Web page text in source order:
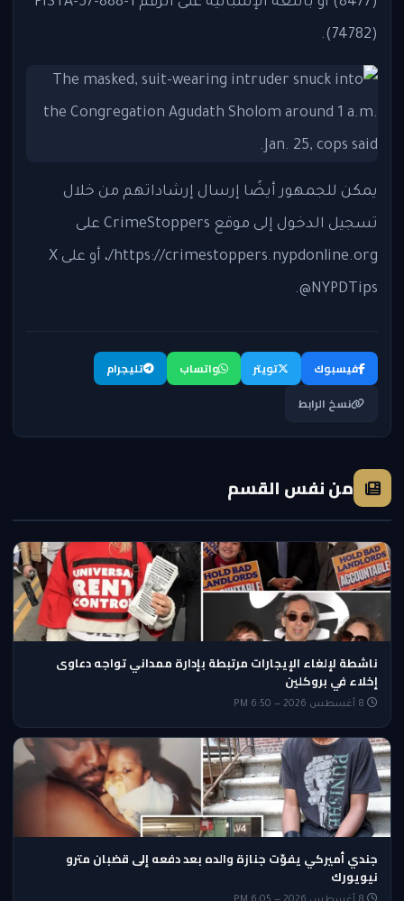
(74782).
يمكن للجمهور أيضًا إرسال إرشاداتهم من خلال
تسجيل الدخول إلى موقع CrimeStoppers على
https://crimestoppers.nypdonline.org/، أو على X
@NYPDTips.
فيسبوك تويتر واتساب
تليجرام
نسخ الرابط
من نفس القسم
ناشطة لإلغاء الإيجارات مرتبطة بإدارة ممداني تواجه دعاوى
إخلاء في بروكلين
جندي أميركي يفوّت جنازة والده بعد دفعه إلى قضبان مترو
نيويورك